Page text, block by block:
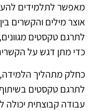
מאפשר לתלמידים
אוצר מילים והקשרים
לתרגם טקסטים
כדי מתן דגש על
כחלק מתהליך הלמידה,
לתרגם טקסטים
עבודה קבוצתית יכולה